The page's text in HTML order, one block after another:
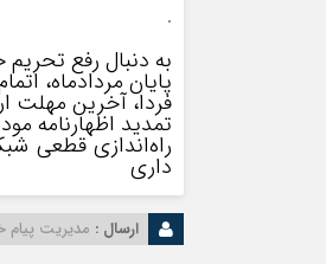
.
به دنبال رفع
پایان مردادماه،
فردا، آخرین مهلت
تمدید اظهارنامه مودیان
راه‌اندازی قطعی
داری
ارسال : مدیریت